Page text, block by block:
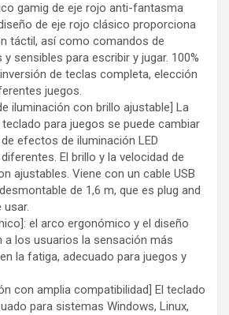
gamig de eje rojo anti-fantasma
de eje rojo clásico proporciona
táctil, así como comandos de
sensibles para escribir y jugar. 100%
de teclas completa, elección
juegos.
iluminación con brillo ajustable] La
para juegos se puede cambiar
efectos de iluminación LED
El brillo y la velocidad de
ajustables. Viene con un cable USB
de 1,6 m, que es plug and
usar.
el arco ergonómico y el diseño
a los usuarios la sensación más
la fatiga, adecuado para juegos y
con amplia compatibilidad] El teclado
para sistemas Windows, Linux,